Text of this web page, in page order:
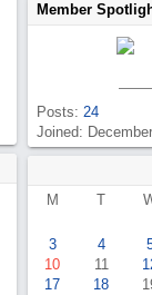
Member
Posts: 24
Joined:
M T
3 4
10
11
17
18